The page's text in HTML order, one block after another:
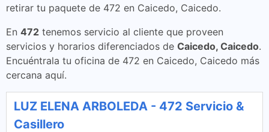
retirar tu paquete de 472 en Caicedo, Caicedo.
En 472 tenemos servicio al cliente que proveen
servicios y horarios diferenciados de Caicedo, Caicedo.
Encuéntrala tu oficina de 472 en Caicedo, Caicedo más
cercana aquí.
LUZ ELENA ARBOLEDA - 472 Servicio &
Casillero